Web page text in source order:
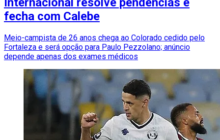
fecha com Calebe
Meio-campista de 26 anos chega ao Colorado cedido pelo
Fortaleza e será opção para Paulo Pezzolano; anúncio
depende apenas dos exames médicos